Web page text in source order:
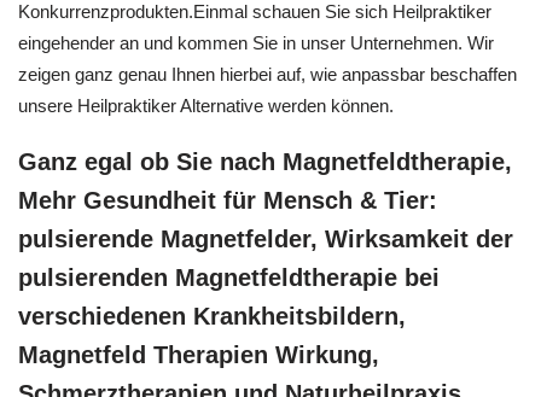
Konkurrenzprodukten.Einmal schauen Sie sich Heilpraktiker
eingehender an und kommen Sie in unser Unternehmen. Wir
zeigen ganz genau Ihnen hierbei auf, wie anpassbar beschaffen
unsere Heilpraktiker Alternative werden können.
Ganz egal ob Sie nach Magnetfeldtherapie,
Mehr Gesundheit für Mensch & Tier:
pulsierende Magnetfelder, Wirksamkeit der
pulsierenden Magnetfeldtherapie bei
verschiedenen Krankheitsbildern,
Magnetfeld Therapien Wirkung,